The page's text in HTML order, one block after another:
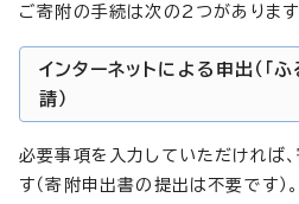
ご寄附の手続は次の2つがあります
インターネットによる申出（「
請）
必要事項を入力していただければ
す（寄附申出書の提出は不要です）